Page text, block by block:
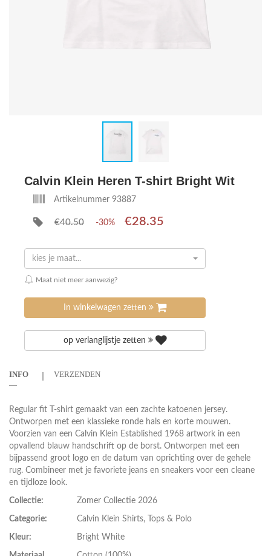
Calvin Klein Heren T-shirt Bright Wit
Artikelnummer 93887
€40.50 -30% €28.35
kies je maat...
Maat niet meer aanwezig?
In winkelwagen zetten
op verlanglijstje zetten
INFO VERZENDEN
Regular fit T-shirt gemaakt van een zachte katoenen jersey.
Ontworpen met een klassieke ronde hals en korte mouwen.
Voorzien van een Calvin Klein Established 1968 artwork in een
opvallend blauw handschrift op de borst. Ontworpen met een
bijpassend groot logo en de datum van oprichting over de gehele
rug. Combineer met je favoriete jeans en sneakers voor een cleane
en tijdloze look.
Collectie: Zomer Collectie 2026
Categorie: Calvin Klein Shirts, Tops & Polo
Kleur: Bright White